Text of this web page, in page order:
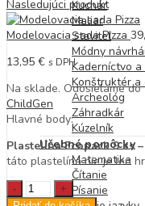
Kuchár
Maliar
Staviteľ
Módny
Kaderníctvo a
Konštruktér a
Archeológ
Záhradkár
Kúzelník
Učebné pomôcky
Matematika
Čítanie
Písanie
Nasledujúci produkt
Modelovacia sada Pizza
13,95 € s DPH
Na sklade. Odosielame do
ChildGen
Hlavné body:
Plastelína Ecopack 9 ks –
táto plastelína nie je len
Plastelína
Ecopack